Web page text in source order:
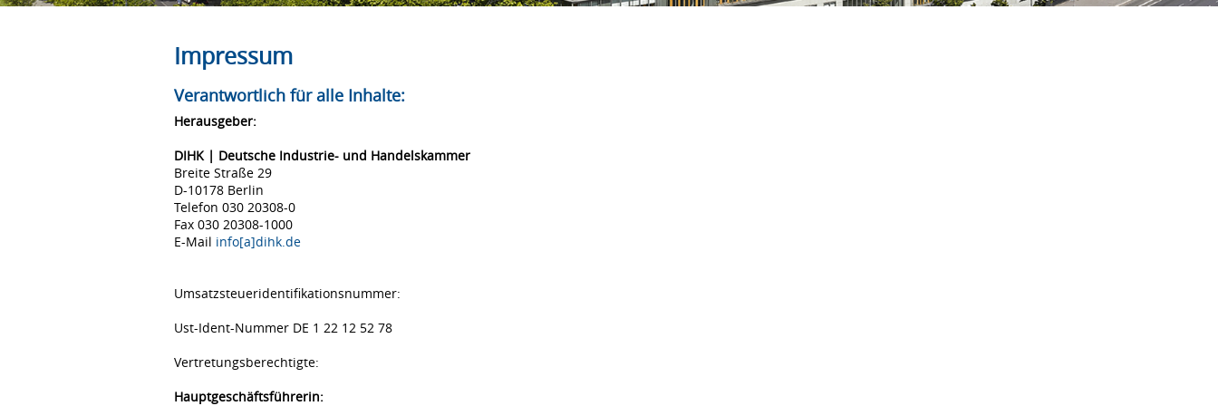
Impressum
Verantwortlich für alle Inhalte:
Herausgeber:
DIHK | Deutsche Industrie- und Handelskammer
Breite Straße 29
D-10178 Berlin
Telefon 030 20308-0
Fax 030 20308-1000
E-Mail info[a]dihk.de
Umsatzsteueridentifikationsnummer:
Ust-Ident-Nummer DE 1 22 12 52 78
Vertretungsberechtigte:
Hauptgeschäftsführerin: